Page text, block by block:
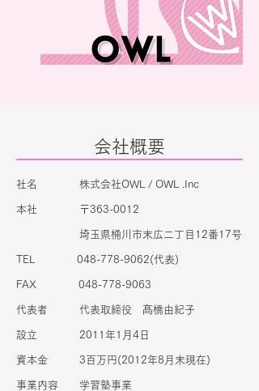
会社概要
社名 株式会社OWL / OWL .Inc
本社 〒363-0012
埼玉県桶川市末広二丁目12番17号
TEL 048-778-9062(代表)
FAX 048-778-9063
代表者 代表取締役 髙橋由紀子
設立 2011年1月4日
資本金 3百万円(2012年8月末現在)
事業内容 学習塾事業